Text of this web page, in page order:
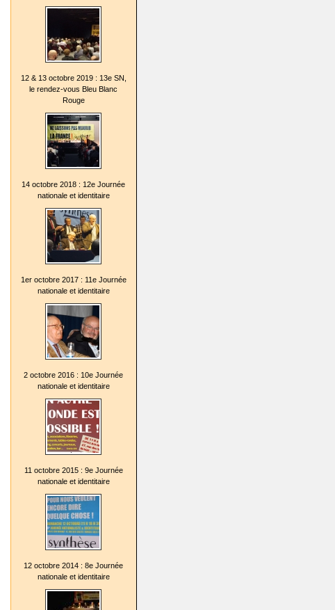
12 & 13 octobre 2019 : 13e SN,
le rendez-vous Bleu Blanc
Rouge
14 octobre 2018 : 12e Journée
nationale et identitaire
1er octobre 2017 : 11e Journée
nationale et identitaire
2 octobre 2016 : 10e Journée
nationale et identitaire
11 octobre 2015 : 9e Journée
nationale et identitaire
12 octobre 2014 : 8e Journée
nationale et identitaire